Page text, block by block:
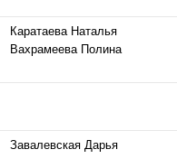
Каратаева Наталья
Вахрамеева Полина
Завалевская Дарья